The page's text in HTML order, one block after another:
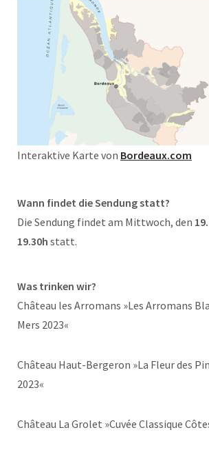
Interaktive Karte von Bordeaux.com
Wann findet die Sendung statt?
Die Sendung findet am Mittwoch, den
19.30h statt.
Was trinken wir?
Château les Arromans »Les Arromans
Mers 2023«
Château Haut-Bergeron »La Fleur des
2023«
Château La Grolet »Cuvée Classique